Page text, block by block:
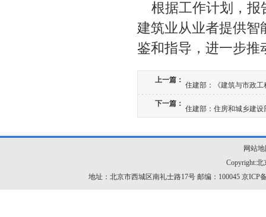
根据工作计划，报
建筑业从业者提供智
鉴和指导，进一步推
上一篇： 住建部：《建筑与市政工
下一篇： 住建部：住房和城乡建
网站
Copyright:
地址：北京市西城区南礼士路17号 邮编：100045 京ICP